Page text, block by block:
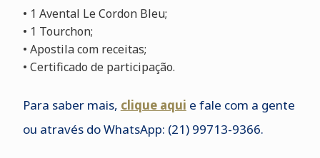
• 1 Avental Le Cordon Bleu;
• 1 Tourchon;
• Apostila com receitas;
• Certificado de participação.
Para saber mais, clique aqui e fale com a gente
ou através do WhatsApp: (21) 99713-9366.